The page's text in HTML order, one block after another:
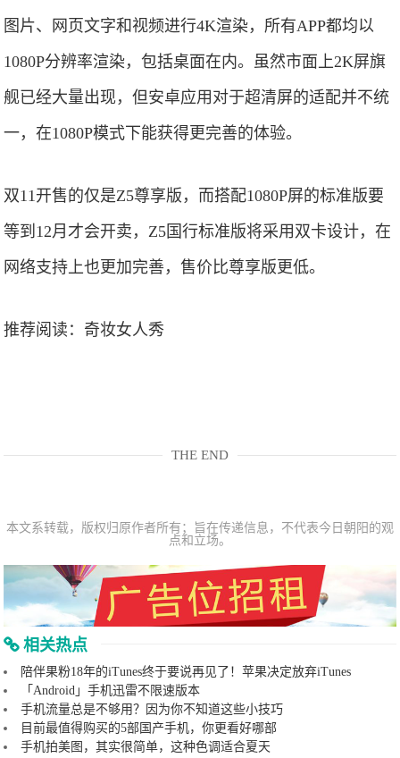
图片、网页文字和视频进行4K渲染，所有APP都均以
1080P分辨率渲染，包括桌面在内。虽然市面上2K屏旗
舰已经大量出现，但安卓应用对于超清屏的适配并不统
一，在1080P模式下能获得更完善的体验。
双11开售的仅是Z5尊享版，而搭配1080P屏的标准版要
等到12月才会开卖，Z5国行标准版将采用双卡设计，在
网络支持上也更加完善，售价比尊享版更低。
推荐阅读： 奇妆女人秀
THE END
本文系转载，版权归原作者所有；旨在传递信息，不代表今日朝阳的观
点和立场。
相关热点
陪伴果粉18年的iTunes终于要说再见了！苹果决定放弃iTunes
「Android」手机迅雷不限速版本
手机流量总是不够用？因为你不知道这些小技巧
目前最值得购买的5部国产手机，你更看好哪部
手机拍美图，其实很简单，这种色调适合夏天